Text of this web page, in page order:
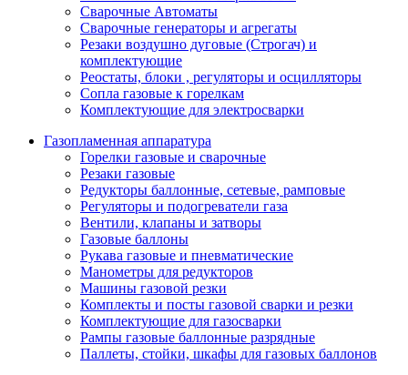
Сварочные Автоматы
Сварочные генераторы и агрегаты
Резаки воздушно дуговые (Строгач) и
комплектующие
Реостаты, блоки , регуляторы и осцилляторы
Сопла газовые к горелкам
Комплектующие для электросварки
Газопламенная аппаратура
Горелки газовые и сварочные
Резаки газовые
Редукторы баллонные, сетевые, рамповые
Регуляторы и подогреватели газа
Вентили, клапаны и затворы
Газовые баллоны
Рукава газовые и пневматические
Манометры для редукторов
Машины газовой резки
Комплекты и посты газовой сварки и резки
Комплектующие для газосварки
Рампы газовые баллонные разрядные
Паллеты, стойки, шкафы для газовых баллонов